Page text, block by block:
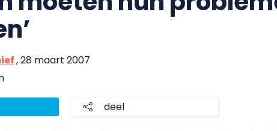
, 28 maart 2007
deel